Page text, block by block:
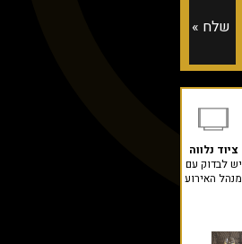
ציוד נלווה
יש לבדוק עם
מנהל האירוע